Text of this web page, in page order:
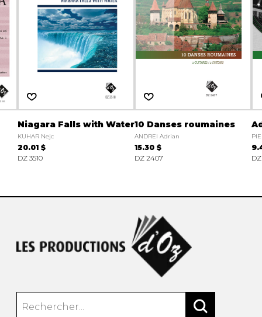
Niagara Falls with Water
KUHAR Nejc
20.01 $
DZ 3510
10 Danses roumaines
ANDREI Adrian
15.30 $
DZ 2407